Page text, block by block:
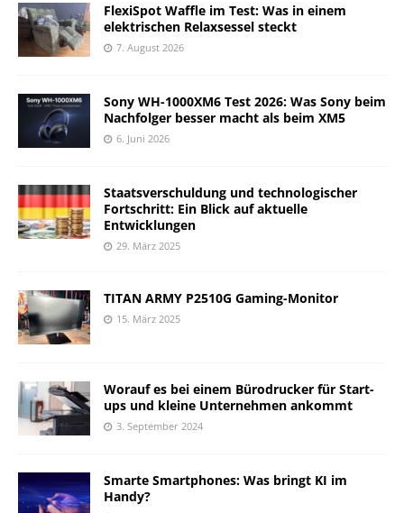
FlexiSpot Waffle im Test: Was in einem
elektrischen Relaxsessel steckt
7. August 2026
Sony WH-1000XM6 Test 2026: Was Sony beim
Nachfolger besser macht als beim XM5
6. Juni 2026
Staatsverschuldung und technologischer
Fortschritt: Ein Blick auf aktuelle
Entwicklungen
29. März 2025
TITAN ARMY P2510G Gaming-Monitor
15. März 2025
Worauf es bei einem Bürodrucker für Start-
ups und kleine Unternehmen ankommt
3. September 2024
Smarte Smartphones: Was bringt KI im
Handy?